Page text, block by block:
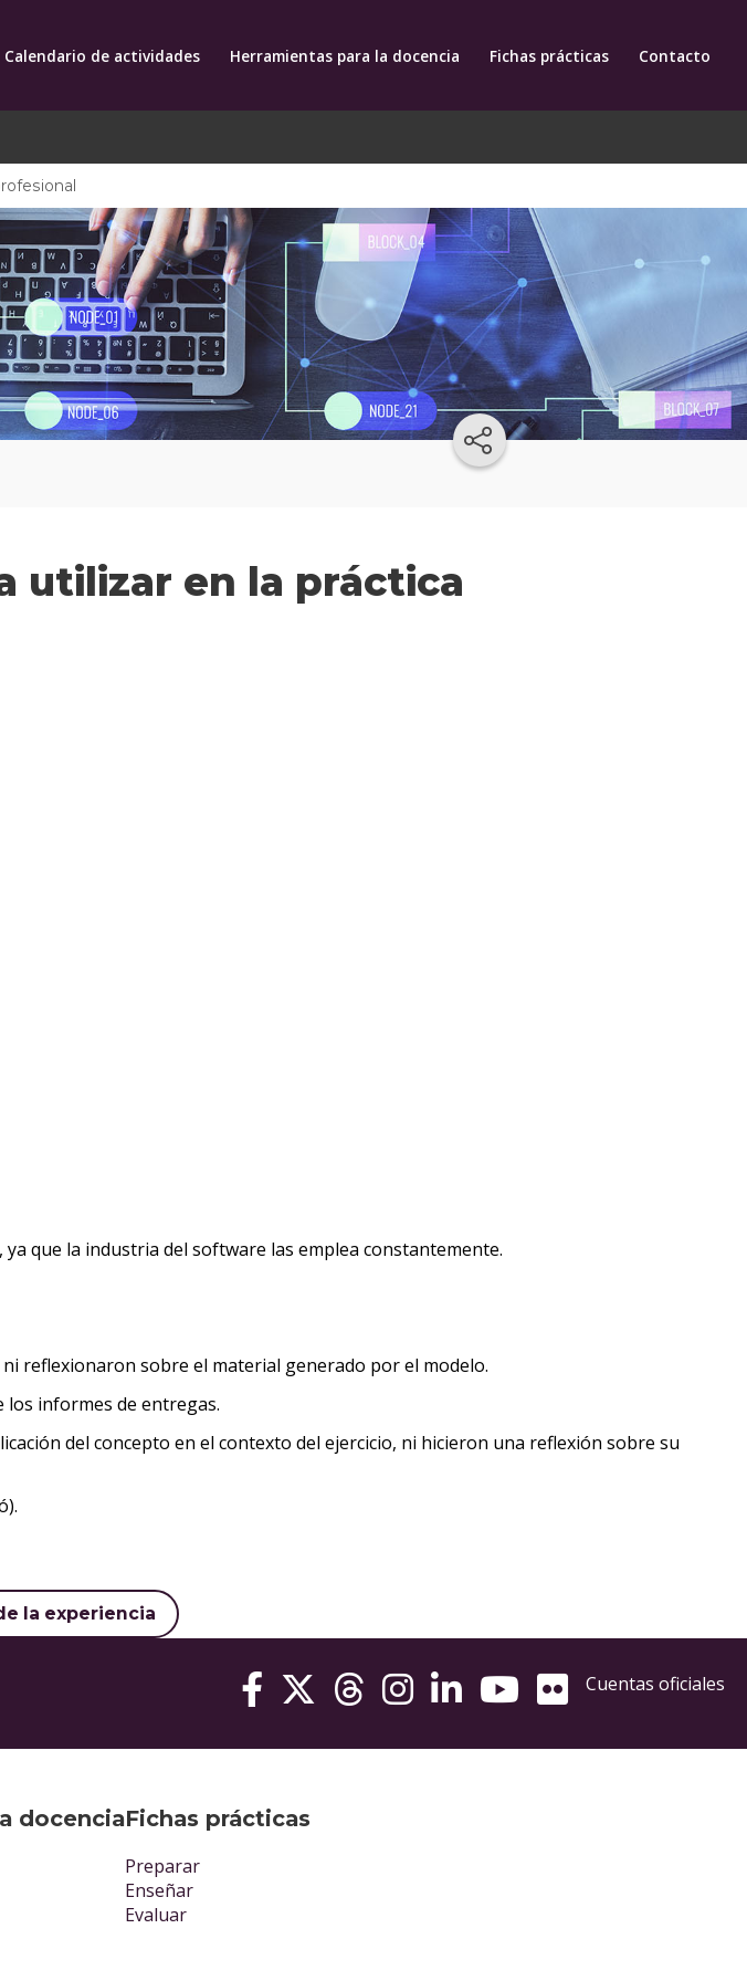
Calendario de actividades Herramientas para la docencia Fichas prácticas Contacto
utilizar en la práctica
que la industria del software las emplea constantemente.
reflexionaron sobre el material generado por el modelo.
los informes de entregas.
del concepto en el contexto del ejercicio, ni hicieron una reflexión sobre su
la experiencia
docenciaFichas prácticas
Preparar
Enseñar
Evaluar
Cuentas oficiales